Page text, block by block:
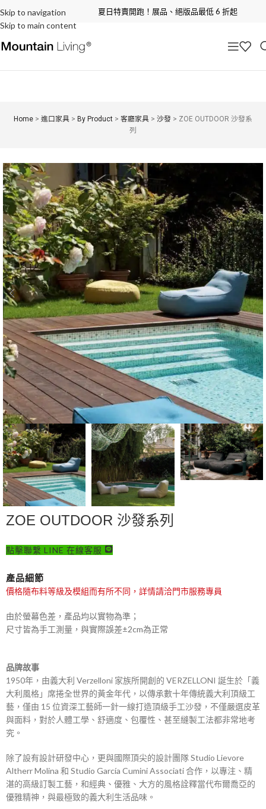
Skip to navigation
Skip to main content
夏日特賣開跑！展品、絕版品最低 6 折起
Home> 進口家具> By Product> 客廳家具> 沙發> ZOE OUTDOOR 沙發系
列
ZOE OUTDOOR 沙發系列
點擊聯繫 LINE 在線客服
產品細節
價格隨布料等級及模組而有所不同， 詳情請洽門市服務專員
由於螢幕色差，產品均以實物為準；
尺寸皆為手工測量，與實際誤差±2cm為正常
品牌故事
1950年，由義大利 Verzelloni 家族所開創的 VERZELLONI 誕生於「義
大利風格」席捲全世界的黃金年代，以傳承數十年傳統義大利頂級工
藝，僅由 15 位資深工藝師一針一線打造頂級手工沙發，不僅嚴選皮革
與面料，對於人體工學、舒適度、包覆性、甚至縫製工法都非常地考
究。
除了設有設計研發中心，更與國際頂尖的設計團隊 Studio Lievore
Altherr Molina 和 Studio García Cumini Associati 合作，以專注、精
湛的高級訂製工藝，和經典、優雅、大方的風格詮釋當代布爾喬亞的
優雅精神，與最極致的義大利生活品味。